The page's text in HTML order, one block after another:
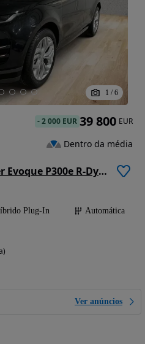
1 / 6
Land Rover Range Rover Evoque P300e R-Dynamic SE
Plug-In
Automática
Ver anúncios
-2 000 EUR 39 800 EUR
Dentro da média